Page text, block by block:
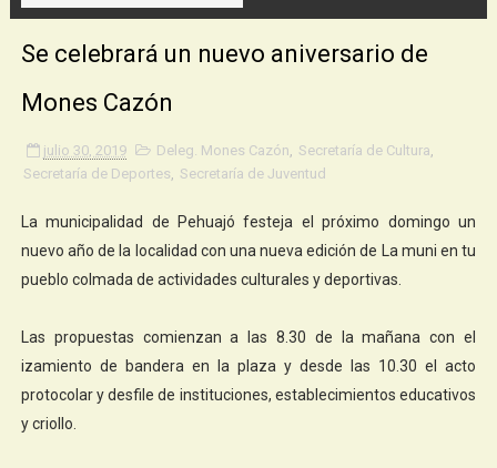
Se celebrará un nuevo aniversario de
Mones Cazón
julio 30, 2019 Deleg. Mones Cazón Secretaría de Cultura
Secretaría de Deportes
Secretaría de Juventud
La municipalidad de Pehuajó festeja el próximo domingo un
nuevo año de la localidad con una nueva edición de La muni en tu
pueblo colmada de actividades culturales y deportivas.
Las propuestas comienzan a las 8.30 de la mañana con el
izamiento de bandera en la plaza y desde las 10.30 el acto
protocolar y desfile de instituciones, establecimientos educativos
y criollo.